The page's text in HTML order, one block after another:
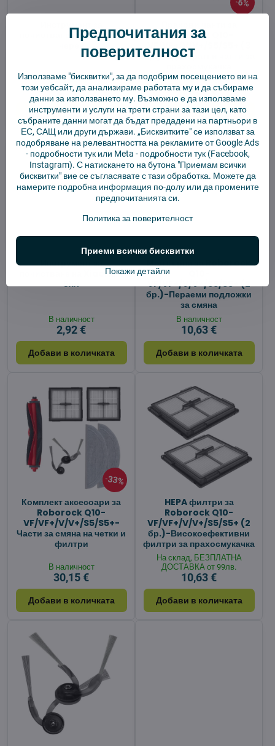
Инструмент за
почистване на Xiaomi -
черен
В наличност
2,92 €
Добави в количката
6%
Roborock Q10-
VF/VF+/V/V+/S5/S5+ (3
бр.)-Еднократни чанти за
В наличност
13,56 €
Добави в количката
Инструмент за
почистване на Xiaomi -
бял
В наличност
2,92 €
Добави в количката
Моп кърпи за Roborock
VF/VF+/V/V+/S5/S5+ (2
бр.)-Пераеми подложки
за смяна
В наличност
10,63 €
Добави в количката
33%
Комплект аксесоари за
Roborock Q10-
VF/VF+/V/V+/S5/S5+-
Части за смяна на четки и
филтри
В наличност
30,15 €
Добави в количката
HEPA филтри за
Roborock Q10-
VF/VF+/V/V+/S5/S5+ (2
бр.)-Високоефективни
филтри за прахосмукачка
На склад, БЕЗПЛАТНА
ДОСТАВКА от 99лв.
10,63 €
Добави в количката
Предпочитания за
поверителност
Използваме "бисквитки", за да подобрим посещението ви на
този уебсайт, да анализираме работата му и да събираме
данни за използването му. Възможно е да използваме
инструменти и услуги на трети страни за тази цел, като
събраните данни могат да бъдат предадени на партньори в
ЕС, САЩ или други държави. „Бисквитките" се използват за
подобряване на релевантността на рекламите от Google Ads
- подробности тукили Meta - подробности тук(Facebook,
Instagram). С натискането на бутона "Приемам всички
бисквитки" вие се съгласявате с тази обработка. Можете да
намерите подробна информация по-долу или да промените
предпочитанията си.
Политика за поверителност
Покажи детайли
Приеми всички бисквитки